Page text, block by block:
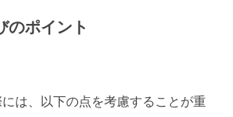
のポイント
は、以下の点を考慮することが重